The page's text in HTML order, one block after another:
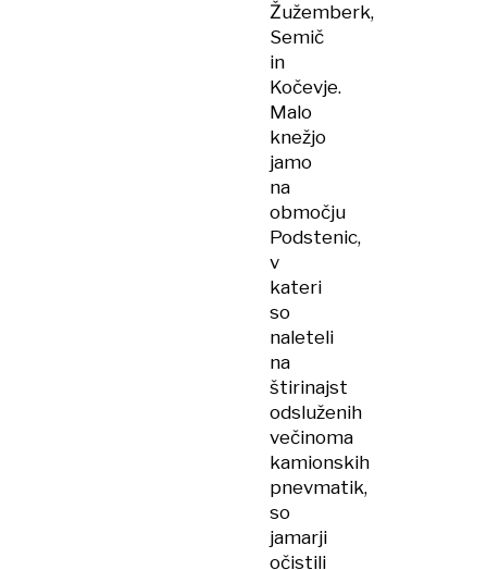
Žužemberk,
Semič
in
Kočevje.
Malo
knežjo
jamo
na
območju
Podstenic,
v
kateri
so
naleteli
na
štirinajst
odsluženih
večinoma
kamionskih
pnevmatik,
so
jamarji
očistili